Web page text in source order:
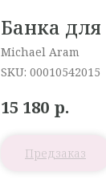
Банка
Michael Aram
SKU: 00010542015
15 180 р.